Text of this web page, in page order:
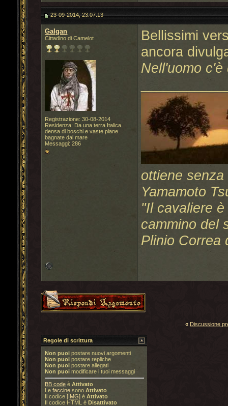
23-09-2014, 23.07.13
Galgan
Cittadino di Camelot
Registrazione: 30-08-2014
Residenza: Da una terra Italica
densa di boschi e vaste piane
bagnate dal mare
Messaggi: 286
Bellissimi
ancora
Nell'uomo c'è
ottiene
Yamamoto
"Il cavaliere
cammino del
Plinio Correa
« Discussione
Regole di scrittura
Non puoi postare nuovi argomenti
Non puoi postare repliche
Non puoi postare allegati
Non puoi modificare i tuoi messaggi
BB code èAttivato
Lefaccine sonoAttivato
Il codice[IMG] èAttivato
Il codice HTML èDisattivato